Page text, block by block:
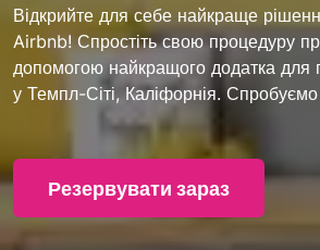
Відкрийте для себе найкраще
Airbnb! Спростіть свою процедуру
допомогою найкращого додатка
у Темпл-Сіті, Каліфорнія. Спробуємо
Резервувати зараз